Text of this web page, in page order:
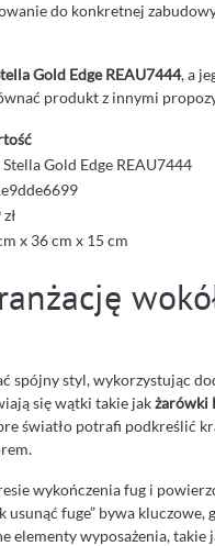
do konkretnej
Gold Edge REAU7444, a
produkt z innymi
Stella Gold Edge REAU7444
x 36 cm x 15 cm
spójny styl, wykorzystując
się wątki takie jakżarówki
światło potrafi podkreślić
wykończenia fug i
usunąć fuge” bywa
elementy wyposażenia, takie